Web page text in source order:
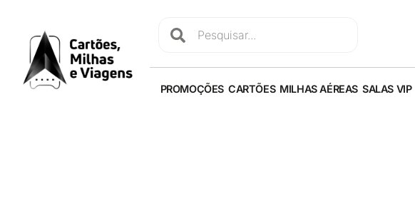
PROMOÇÕES CARTÕES MILHAS AÉREAS SALAS VIP